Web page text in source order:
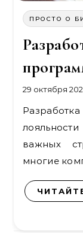
ПРОСТО О
29 октября
Разработка и внедрение программ
важных
многие